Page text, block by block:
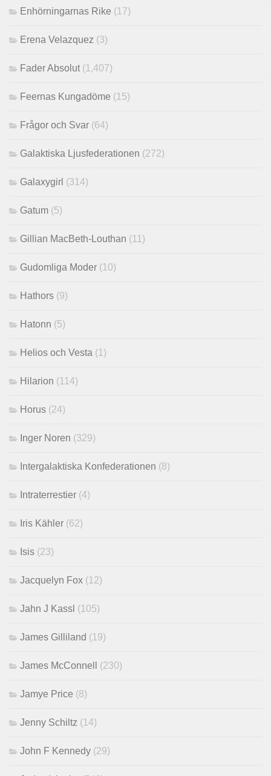
Enhörningarnas Rike (17)
Erena Velazquez (3)
Fader Absolut (1,407)
Feernas Kungadöme (15)
Frågor och Svar (64)
Galaktiska Ljusfederationen (272)
Galaxygirl (314)
Gatum (5)
Gillian MacBeth-Louthan (11)
Gudomliga Moder (10)
Hathors (9)
Hatonn (5)
Helios och Vesta (1)
Hilarion (114)
Horus (24)
Inger Noren (329)
Intergalaktiska Konfederationen (8)
Intraterrestier (4)
Iris Kähler (62)
Isis (23)
Jacquelyn Fox (12)
Jahn J Kassl (105)
James Gilliland (19)
James McConnell (230)
Jamye Price (8)
Jenny Schiltz (14)
John F Kennedy (29)